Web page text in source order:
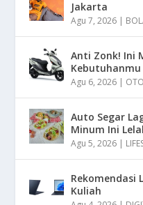
Jakarta
Agu 7, 2026 |
Anti Zonk! Ini
Kebutuhanmu
Agu 6, 2026 |
Auto Segar
Minum Ini
Agu 5, 2026 |
Rekomendasi
Kuliah